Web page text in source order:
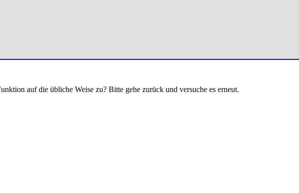
auf die übliche Weise zu? Bitte gehe zurück und versuche es erneut.